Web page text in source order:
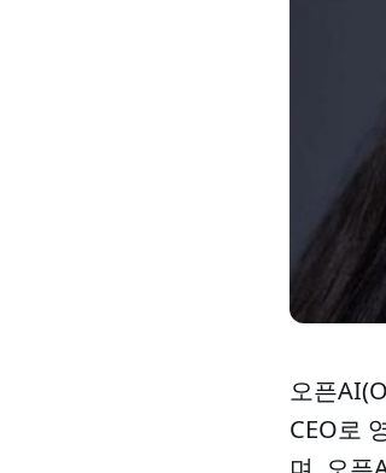
오픈
CEO로